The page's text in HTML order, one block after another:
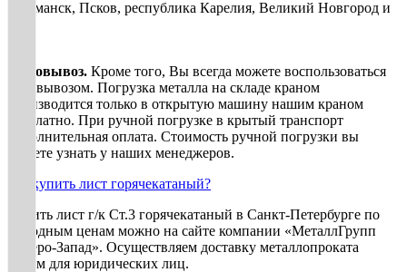
Мурманск, Псков, республика Карелия, Великий Новгород и
Самовывоз. Кроме того, Вы всегда можете воспользоваться
самовывозом. Погрузка металла на складе краном
производится только в открытую машину нашим краном
бесплатно. При ручной погрузке в крытый транспорт
дополнительная оплата. Стоимость ручной погрузки вы
можете узнать у наших менеджеров.
Где купить лист горячекатаный?
Купить лист г/к Ст.3 горячекатаный в Санкт-Петербурге по
выгодным ценам можно на сайте компании «МеталлГрупп
Северо-Запад». Осуществляем доставку металлопроката
оптом для юридических лиц.